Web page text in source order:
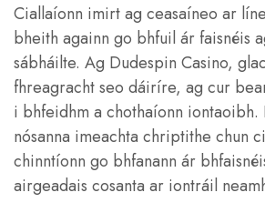
Ciallaíonn imirt ag ceasaíneo ar
bheith againn go bhfuil ár faisnéis
sábháilte. Ag Dudespin Casino,
fhreagracht seo dáiríre, ag cur
i bhfeidhm a chothaíonn iontaoibh.
nósanna imeachta chriptithe chun
chinntíonn go bhfanann ár
airgeadais cosanta ar iontráil